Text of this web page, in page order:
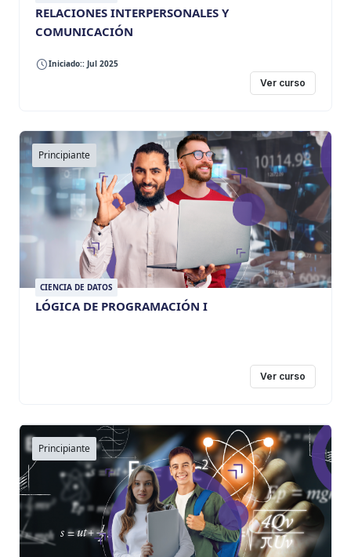
RELACIONES INTERPERSONALES Y
COMUNICACIÓN
Iniciado:: Jul 2025
Ver curso
Principiante
CIENCIA DE DATOS
LÓGICA DE PROGRAMACIÓN I
Ver curso
Principiante